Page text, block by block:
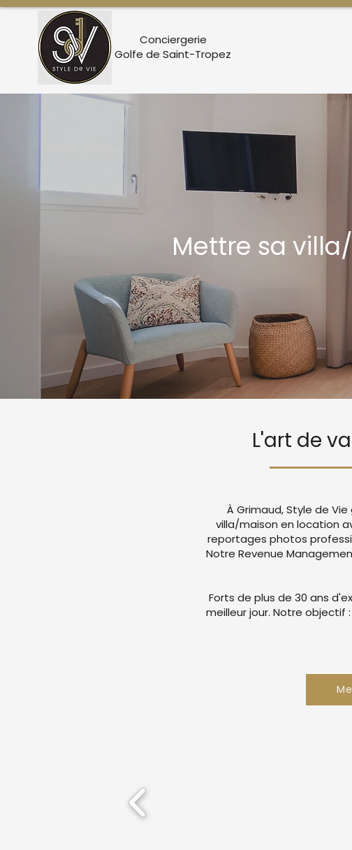
Conciergerie
Golfe de Saint-Tropez
Mettre sa
L'art de
À Grimaud, Style de
villa/maison en location
reportages photos
Notre Revenue
Forts de plus de 30 ans
meilleur jour. Notre